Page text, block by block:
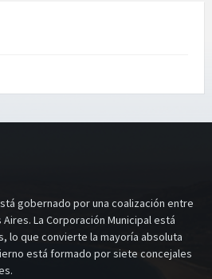
gobernado por una coalización entre
La Corporación Municipal está
lo que convierte la mayoría absoluta
está formado por siete concejales